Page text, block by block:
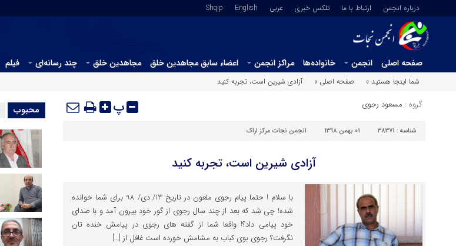
درباره انجمن ارتباط با ما تلکس خبری عربي English
Shqip
صفحه اصلی انجمن خانواده‌ها مراکز انجمن اعضاء سابق مجاهدین خلق مجاهدین خلق چند رسانه‌ای فیلم
شما اینجا هستید »
صفحه اصلی » آزادی شیرین است، تجربه کنید
گروه : مسعود رجوی پ
شناسه : 38371 01 بهمن 1398 انجمن نجات مرکز اراک
آزادی شیرین است، تجربه کنید
با سلام ! حتما پیام رجوی ملعون در تاریخ 13/ دی/ 98 برای شما خوانده
شده! چی شد که بعد از چند سال رجوی از گور خود بیرون آمد و با صدای
خود پیامی داد؟! واقعا شما از گفته های رجوی در پیامش خنده تان
نگرفت؟ رجوی بوی کباب به مشامش خورده است غافل از […]
محبوب